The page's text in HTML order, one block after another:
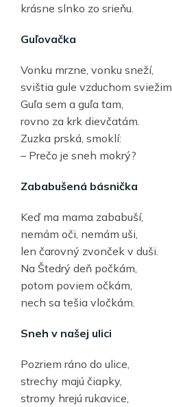
krásne slnko zo srieňu.
Guľovačka
Vonku mrzne, vonku sneží,
svištia gule vzduchom sviežim.
Guľa sem a guľa tam,
rovno za krk dievčatám.
Zuzka prská, smoklí:
– Prečo je sneh mokrý?
Zababušená básnička
Keď ma mama zababuší,
nemám oči, nemám uši,
len čarovný zvonček v duši.
Na Štedrý deň počkám,
potom poviem očkám,
nech sa tešia vločkám.
Sneh v našej ulici
Pozriem ráno do ulice,
strechy majú čiapky,
stromy hrejú rukavice,